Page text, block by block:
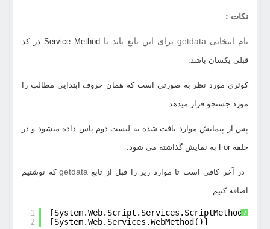
نکات :
نام انتخابی getdata برای این تابع باید با Service Method در کد
قبلی یکسان باشد.
کوئری مورد نظر به صورتی است که همان حروف ابتدایی مطالب را
مورد جستجو قرار میدهد.
پس از پیمایش موارد یافت شده به لیست دوم پاس داده میشود و در
حلقه For به نمایش گذاشته می شود.
در آخر کافی است تا موارد زیر را قبل از تابعgetdata که نوشتیم
اضافه کنیم.
?
1
2
[System.Web.Script.Services.ScriptMethod()]
[System.Web.Services.WebMethod()]